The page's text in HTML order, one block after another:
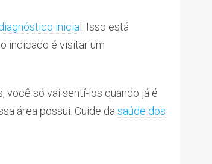
inicia l. Isso está
indicado é visitar um
você só vai sentí-los quando já é
área possui. Cuide da saúde dos